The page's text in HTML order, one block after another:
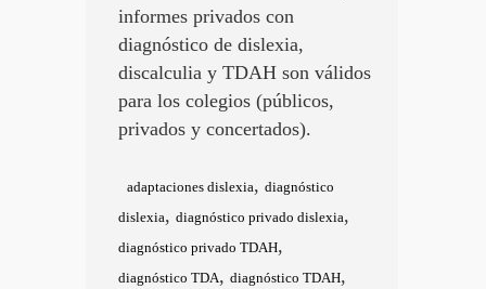
informes privados con
diagnóstico de dislexia,
discalculia y TDAH son válidos
para los colegios (públicos,
privados y concertados).
adaptaciones dislexia, diagnóstico
dislexia, diagnóstico privado dislexia,
diagnóstico privado TDAH,
diagnóstico TDA, diagnóstico TDAH,